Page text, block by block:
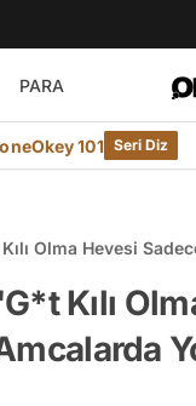
PARA
101 Seri Diz
Olma Hevesi
Kılı